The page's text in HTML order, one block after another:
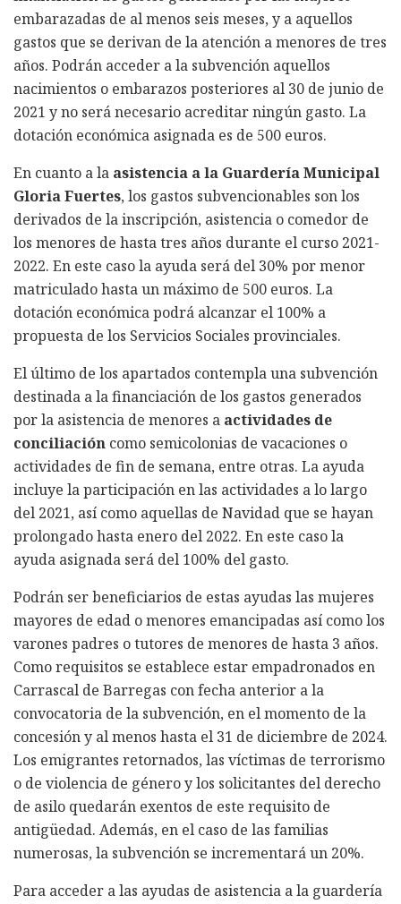
embarazadas de al menos seis meses, y a aquellos
gastos que se derivan de la atención a menores de tres
años. Podrán acceder a la subvención aquellos
nacimientos o embarazos posteriores al 30 de junio de
2021 y no será necesario acreditar ningún gasto. La
dotación económica asignada es de 500 euros.
En cuanto a la asistencia a la Guardería Municipal
Gloria Fuertes, los gastos subvencionables son los
derivados de la inscripción, asistencia o comedor de
los menores de hasta tres años durante el curso 2021-
2022. En este caso la ayuda será del 30% por menor
matriculado hasta un máximo de 500 euros. La
dotación económica podrá alcanzar el 100% a
propuesta de los Servicios Sociales provinciales.
El último de los apartados contempla una subvención
destinada a la financiación de los gastos generados
por la asistencia de menores a actividades de
conciliación como semicolonias de vacaciones o
actividades de fin de semana, entre otras. La ayuda
incluye la participación en las actividades a lo largo
del 2021, así como aquellas de Navidad que se hayan
prolongado hasta enero del 2022. En este caso la
ayuda asignada será del 100% del gasto.
Podrán ser beneficiarios de estas ayudas las mujeres
mayores de edad o menores emancipadas así como los
varones padres o tutores de menores de hasta 3 años.
Como requisitos se establece estar empadronados en
Carrascal de Barregas con fecha anterior a la
convocatoria de la subvención, en el momento de la
concesión y al menos hasta el 31 de diciembre de 2024.
Los emigrantes retornados, las víctimas de terrorismo
o de violencia de género y los solicitantes del derecho
de asilo quedarán exentos de este requisito de
antigüedad. Además, en el caso de las familias
numerosas, la subvención se incrementará un 20%.
Para acceder a las ayudas de asistencia a la guardería